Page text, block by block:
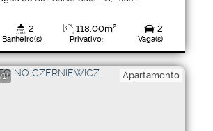
2
Banheiro(s) Privativo:
118.00m²
226.00m²
2
Vaga(s)
Apartamento